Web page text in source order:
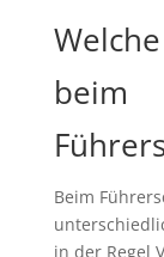
beim
Beim
in der Regel